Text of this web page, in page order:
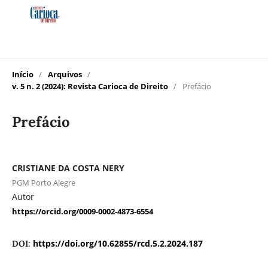
Início / Arquivos /
v. 5 n. 2 (2024): Revista Carioca de Direito / Prefácio
Prefácio
CRISTIANE DA COSTA NERY
PGM Porto Alegre
Autor
https://orcid.org/0009-0002-4873-6554
DOI: https://doi.org/10.62855/rcd.5.2.2024.187